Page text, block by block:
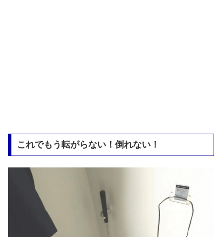
これでもう転がらない！倒れない！